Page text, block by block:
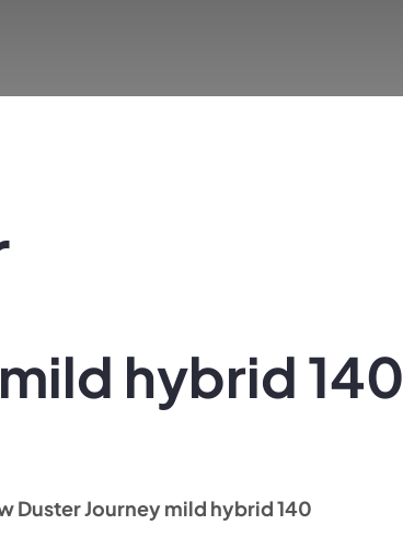
hybrid 140
Duster Journey mild hybrid 140